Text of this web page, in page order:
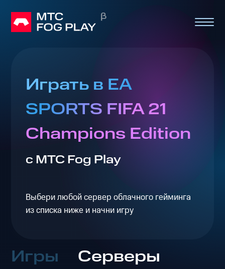
Играть в EA
SPORTS FIFA 21
Champions Edition
с МТС Fog Play
Выбери любой сервер облачного гейминга
из списка ниже и начни игру
Игры Серверы